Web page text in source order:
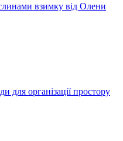
взимку від Олени
організації простору